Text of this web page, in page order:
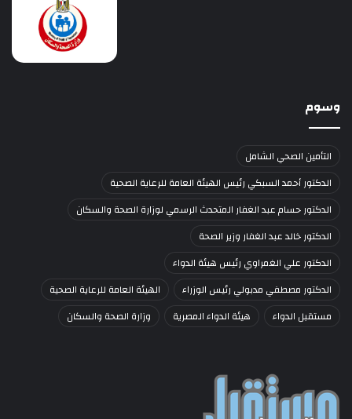
وسوم
التأمين الصحي الشامل
الدكتور أحمد السبكي رئيس الهيئة العامة للرعاية الصحية
الدكتور حسام عبد الغفار المتحدث الرسمي لوزارة الصحة والسكان
الدكتور خالد عبد الغفار وزير الصحة
الدكتور علي الغمراوي رئيس هيئة الدواء
الدكتور مصطفي مدبولي رئيس الوزراء
الهيئة العامة للرعاية الصحية
مستقبل الدواء
هيئة الدواء المصرية وزارة الصحة والسكان